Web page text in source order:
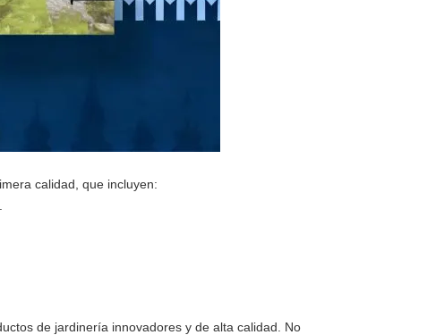
calidad, que incluyen:
de jardinería innovadores y de alta calidad. No